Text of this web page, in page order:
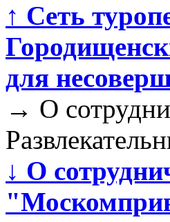
↑ Сеть
для
→ О
↓ О